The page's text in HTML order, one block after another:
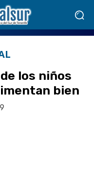
los niños
bien